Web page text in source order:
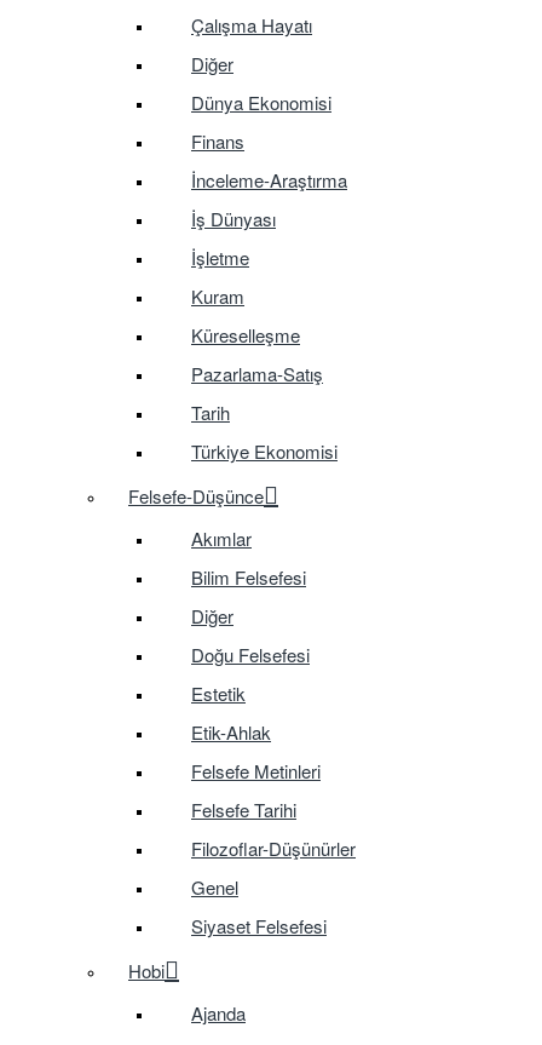
Çalışma Hayatı
Diğer
Dünya Ekonomisi
Finans
İnceleme-Araştırma
İş Dünyası
İşletme
Kuram
Küreselleşme
Pazarlama-Satış
Tarih
Türkiye Ekonomisi
Felsefe-Düşünce
Akımlar
Bilim Felsefesi
Diğer
Doğu Felsefesi
Estetik
Etik-Ahlak
Felsefe Metinleri
Felsefe Tarihi
Filozoflar-Düşünürler
Genel
Siyaset Felsefesi
Hobi
Ajanda